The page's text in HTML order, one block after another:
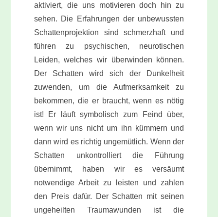
aktiviert, die uns motivieren doch hin zu
sehen. Die Erfahrungen der unbewussten
Schattenprojektion sind schmerzhaft und
führen zu psychischen, neurotischen
Leiden, welches wir überwinden können.
Der Schatten wird sich der Dunkelheit
zuwenden, um die Aufmerksamkeit zu
bekommen, die er braucht, wenn es nötig
ist! Er läuft symbolisch zum Feind über,
wenn wir uns nicht um ihn kümmern und
dann wird es richtig ungemütlich. Wenn der
Schatten unkontrolliert die Führung
übernimmt, haben wir es versäumt
notwendige Arbeit zu leisten und zahlen
den Preis dafür. Der Schatten mit seinen
ungeheilten Traumawunden ist die